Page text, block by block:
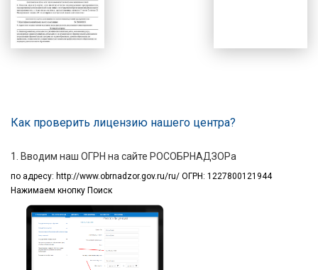
Как проверить лицензию нашего центра?
1. Вводим наш ОГРН на сайте РОСОБРНАДЗОРа
по адресу: http://www.obrnadzor.gov.ru/ru/ ОГРН: 1227800121944
Нажимаем кнопку Поиск